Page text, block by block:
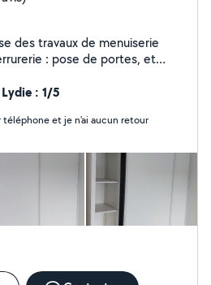
: pose de portes, et
intérieur. Fort de plus de
le métier, je suis titulaire d'un
au Lycée Georges Lamarque
et soigneux, je suis
et passionné par mon travail.
: 1/5
téléphone et je n'ai aucun retour